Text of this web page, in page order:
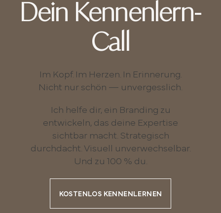
Dein Kennenlern-
Call
Im Kopf. Im Herzen. In Erinnerung.
Nicht nur schön — unvergesslich.
Ich helfe dir, ein Branding zu
entwickeln, das deine Expertise
sichtbar macht. Strategisch
durchdacht. Visuell unverwechselbar.
Und zu 100 % du.
KOSTENLOS KENNENLERNEN